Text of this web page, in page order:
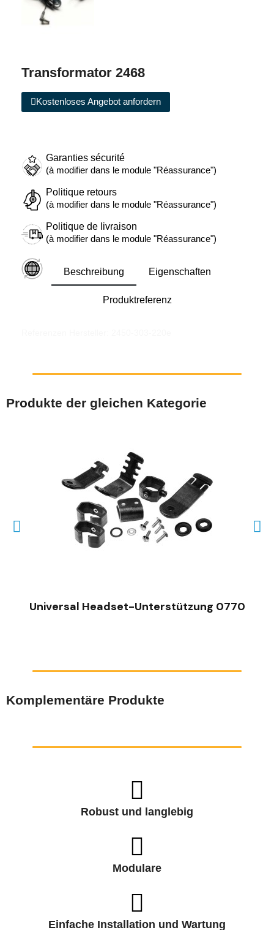
Transformator 2468
Kostenloses Angebot anfordern
Garanties sécurité
(à modifier dans le module "Réassurance")
Politique retours
(à modifier dans le module "Réassurance")
Politique de livraison
(à modifier dans le module "Réassurance")
Beschreibung Eigenschaften
Produktreferenz
Produkte der gleichen Kategorie
Universal Headset-Unterstützung 0770
Komplementäre Produkte
Robust und langlebig
Modulare
Einfache Installation und Wartung